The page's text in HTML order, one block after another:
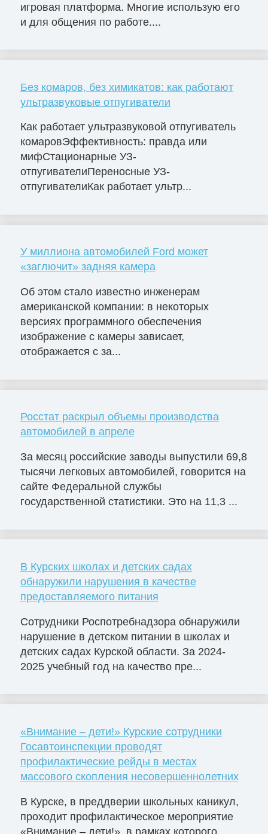
игровая платформа. Многие использую его
и для общения по работе....
Без комаров, без химикатов: как работают
ультразвуковые отпугиватели
Как работает ультразвуковой отпугиватель
комаровЭффективность: правда или
мифСтационарные УЗ-
отпугивателиПереносные УЗ-
отпугивателиКак работает ультр...
У миллиона автомобилей Ford может
«заглючит» задняя камера
Об этом стало известно инженерам
американской компании: в некоторых
версиях программного обеспечения
изображение с камеры зависает,
отображается с за...
Росстат раскрыл объемы производства
автомобилей в апреле
За месяц российские заводы выпустили 69,8
тысячи легковых автомобилей, говорится на
сайте Федеральной службы
государственной статистики. Это на 11,3 ...
В Курских школах и детских садах
обнаружили нарушения в качестве
предоставляемого питания
Сотрудники Роспотребнадзора обнаружили
нарушение в детском питании в школах и
детских садах Курской области. За 2024-
2025 учебный год на качество пре...
«Внимание – дети!» Курские сотрудники
Госавтоинспекции проводят
профилактические рейды в местах
массового скопления несовершеннолетних
В Курске, в преддверии школьных каникул,
проходит профилактическое мероприятие
«Внимание – дети!», в рамках которого